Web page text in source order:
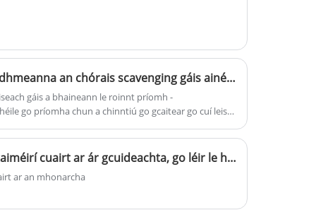
Comhpháirteanna agus feidhmeanna an chórais scavenging gáis ainéistéiseach
gáis a bhaineann le roinnt príomh -
go príomha chun a chinntiú go gcaitear go cuí leis
Le déanaí, thug roinnt custaiméirí cuairt ar ár gcuideachta, go léir le haghaidh an bhosca comhla crios
ar an mhonarcha